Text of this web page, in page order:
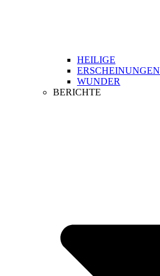
HEILIGE
ERSCHEINUNGEN
WUNDER
BERICHTE